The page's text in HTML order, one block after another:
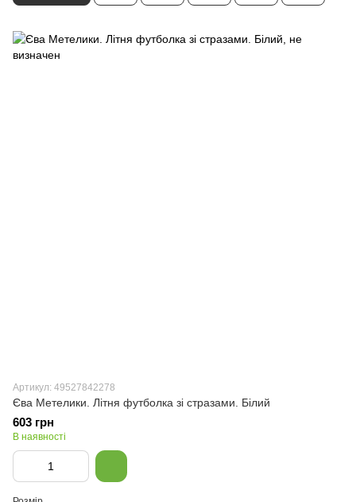
Артикул: 49527842278
Єва Метелики. Літня футболка зі стразами. Білий
603 грн
В наявності